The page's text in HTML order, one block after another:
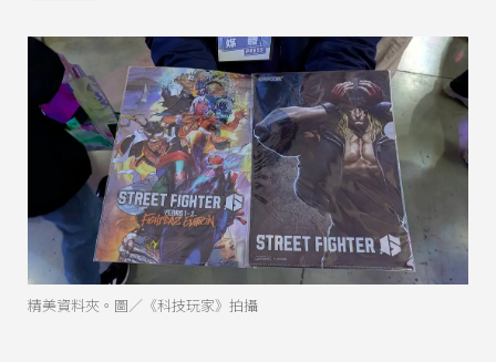
精美資料夾。圖／《科技玩家》拍攝